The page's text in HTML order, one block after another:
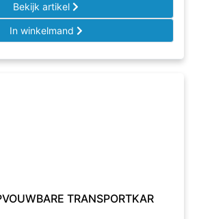
Bekijk artikel
In winkelmand
TRANSPORTKAR